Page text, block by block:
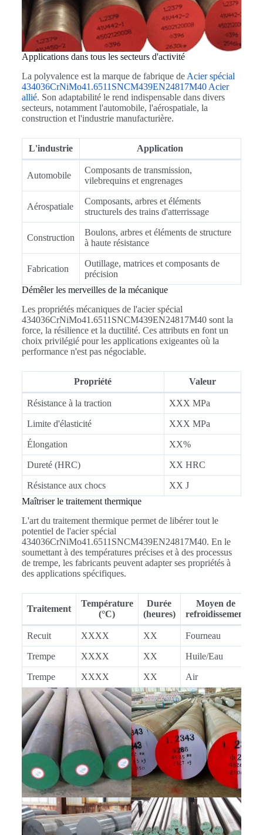
Applications dans tous les secteurs d'activité
La polyvalence est la marque de fabrique de Acier spécial
434036CrNiMo41.6511SNCM439EN24817M40 Acier
allié. Son adaptabilité le rend indispensable dans divers
secteurs, notamment l'automobile, l'aérospatiale, la
construction et l'industrie manufacturière.
L'industrie Application
Automobile
Composants de transmission,
vilebrequins et engrenages
Aérospatiale
Composants, arbres et éléments
structurels des trains d'atterrissage
Construction
Boulons, arbres et éléments de structure
à haute résistance
Fabrication
Outillage, matrices et composants de
précision
Démêler les merveilles de la mécanique
Les propriétés mécaniques de l'acier spécial
434036CrNiMo41.6511SNCM439EN24817M40 sont la
force, la résilience et la ductilité. Ces attributs en font un
choix privilégié pour les applications exigeantes où la
performance n'est pas négociable.
Propriété Valeur
Résistance à la traction XXX MPa
Limite d'élasticité XXX MPa
Élongation XX%
Dureté (HRC) XX HRC
Résistance aux chocs
XX J
Maîtriser le traitement thermique
L'art du traitement thermique permet de libérer tout le
potentiel de l'acier spécial
434036CrNiMo41.6511SNCM439EN24817M40. En le
soumettant à des températures précises et à des processus
de trempe, les fabricants peuvent adapter ses propriétés à
des applications spécifiques.
Traitement
Température
(°C)
Durée
(heures)
Moyen de
refroidissement
Recuit XXXX XX Fourneau
Trempe XXXX XX Huile/Eau
Trempe XXXX XX Air